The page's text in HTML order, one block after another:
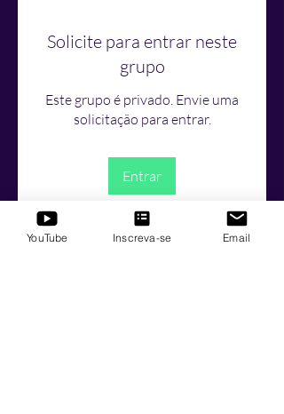
Solicite para entrar neste
grupo
Este grupo é privado. Envie uma
solicitação para entrar.
Entrar
YouTube Inscreva-se Email